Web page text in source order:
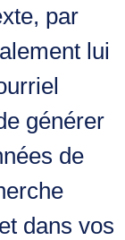
par
lui
générer
de
dans vos